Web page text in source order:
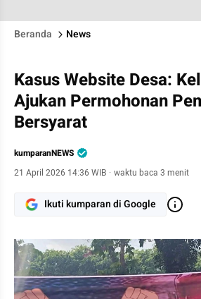
Beranda News
Kasus Website Desa:
Ajukan Permohonan
Bersyarat
kumparanNEWS
21 April 2026 14:36 WIB · waktu baca 3 menit
Ikuti kumparan di Google